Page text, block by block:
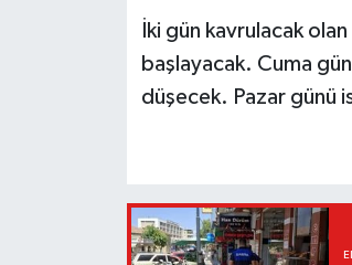
İki gün kavrulacak
başlayacak. Cuma
düşecek. Pazar günü